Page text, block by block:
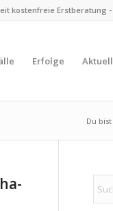
kostenfreie Erstberatung -
Erfolge
Du